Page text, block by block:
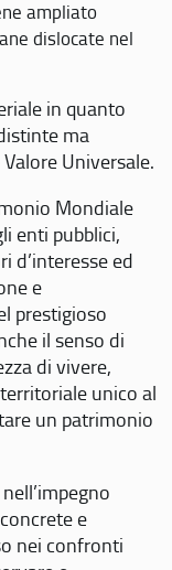
ampliato
dislocate nel
in quanto
ma
Universale.
Mondiale
enti pubblici,
d’interesse ed
e
prestigioso
il senso di
di vivere,
unico al
un patrimonio
e
nei confronti